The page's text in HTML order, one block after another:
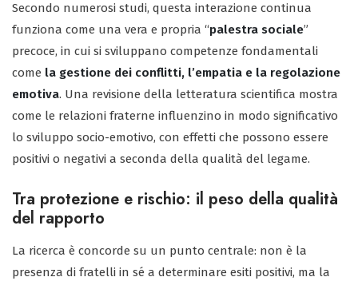
Secondo numerosi studi, questa interazione continua
funziona come una vera e propria “palestra sociale”
precoce, in cui si sviluppano competenze fondamentali
come la gestione dei conflitti, l’empatia e la regolazione
emotiva. Una revisione della letteratura scientifica mostra
come le relazioni fraterne influenzino in modo significativo
lo sviluppo socio-emotivo, con effetti che possono essere
positivi o negativi a seconda della qualità del legame.
Tra protezione e rischio: il peso della qualità
del rapporto
La ricerca è concorde su un punto centrale: non è la
presenza di fratelli in sé a determinare esiti positivi, ma la